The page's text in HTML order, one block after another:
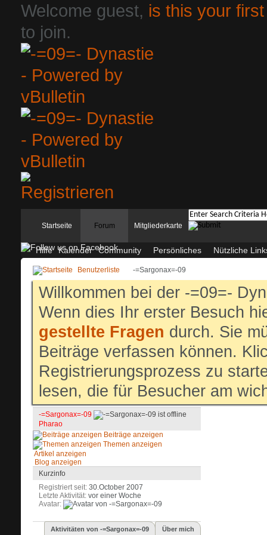
Welcome guest, is this your
to join.
Startseite Forum
Hilfe Kalender Community Persönliches Nützliche
Mitgliederkarte
Benutzerliste -=Sargonax=-09
Willkommen bei der -=09=-
Wenn dies Ihr erster Besuch
gestellte Fragen durch. Sie
Beiträge verfassen können.
Registrierungsprozess zu
lesen, die für Besucher am
-=Sargonax=-09
Pharao
Beiträge anzeigen
Themen anzeigen
Artikel anzeigen
Blog anzeigen
Kurzinfo
Registriert seit 30.October 2007
Letzte Aktivität vor einer Woche
Avatar
Aktivitäten von -=Sargonax=-09 Über mich